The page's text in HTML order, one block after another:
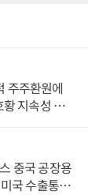
주주환원에
지속성 의
중국 공장용
국 수출통제